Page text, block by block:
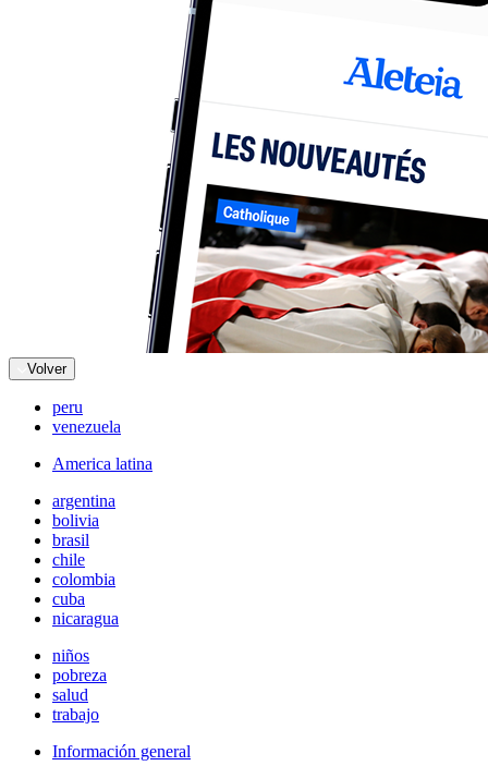
Volver
peru
venezuela
America latina
argentina
bolivia
brasil
chile
colombia
cuba
nicaragua
niños
pobreza
salud
trabajo
Información general